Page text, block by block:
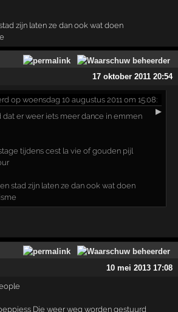
zijn laten ze dan ook wat doen
17 oktober 2011 20:54
op woensdag 10 augustus 2011 om 15:08:
▶
dat er weer iets meer dance in emmen
tijdens cest la vie of gouden pijl
stad zijn laten ze dan ook wat doen
10 mei 2013 17:08
Die weer weg worden gestuurd